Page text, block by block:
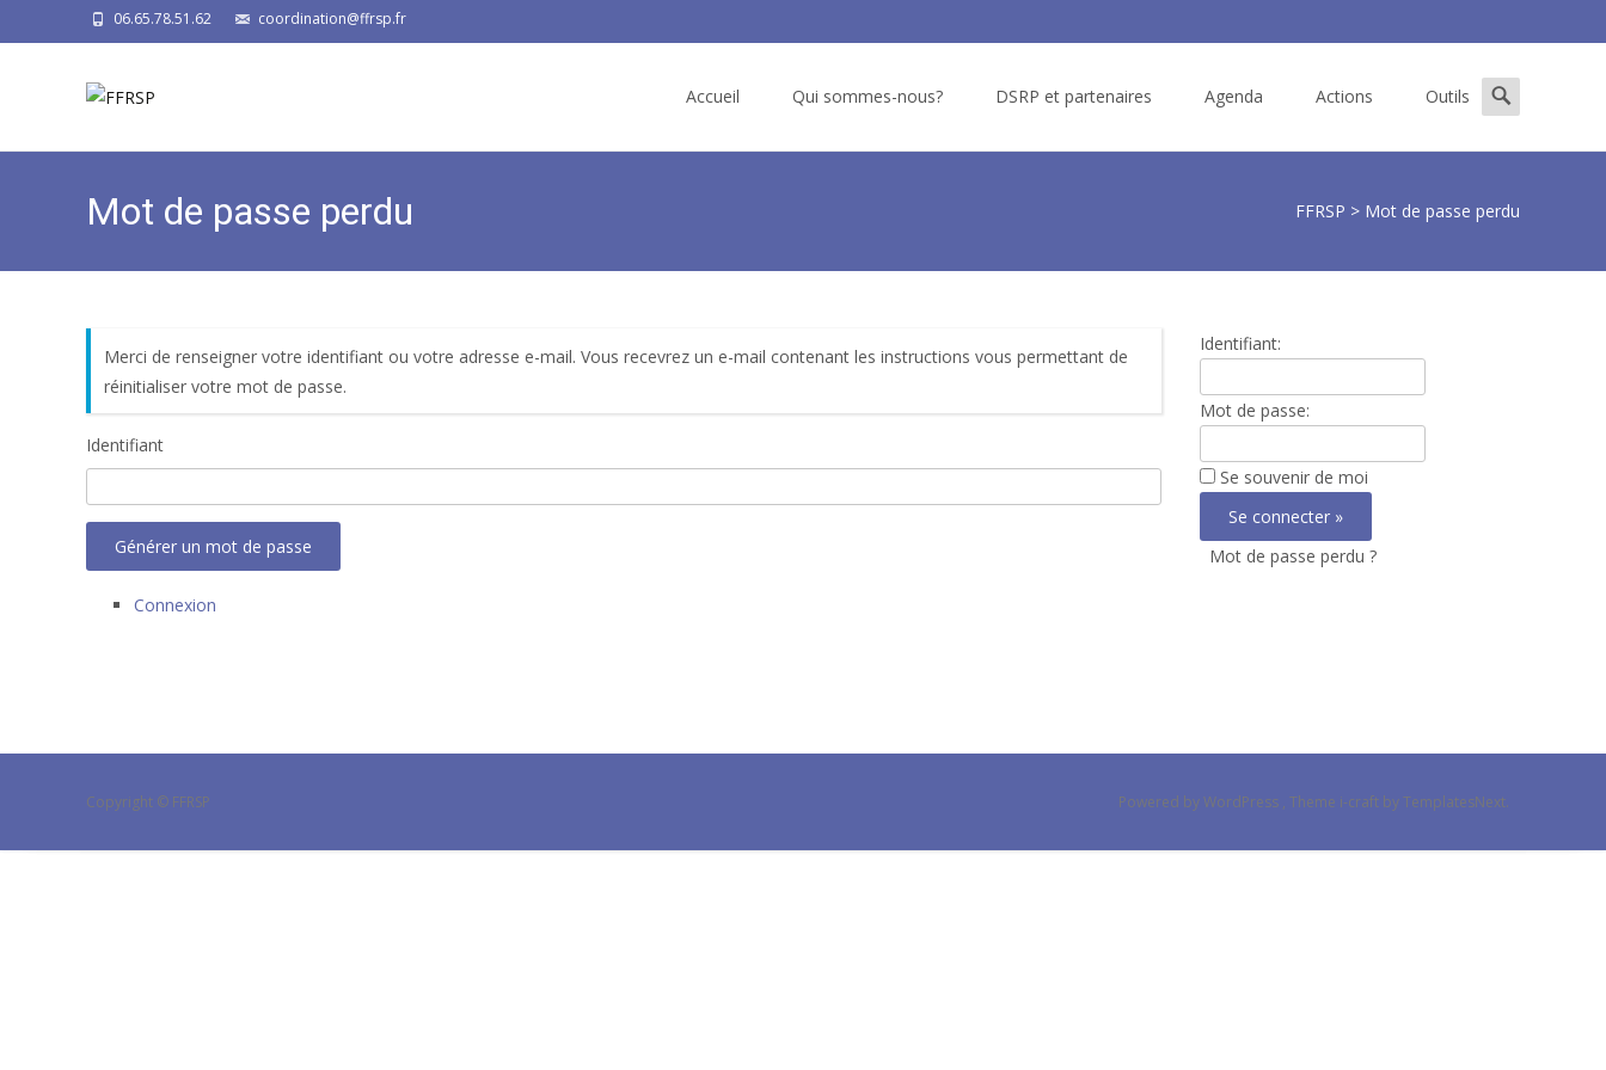
06.65.78.51.62 coordination@ffrsp.fr
Accueil Qui sommes-nous? DSRP et partenaires Agenda Actions Outils
Search
for:
Mot de passe perdu FFRSP > Mot de passe perdu
Merci de renseigner votre identifiant ou votre adresse e-mail. Vous recevrez un e-mail contenant les instructions vous permettant de
réinitialiser votre mot de passe.
Identifiant
Générer un mot de passe
Connexion
Identifiant:
Mot de passe:
Se souvenir de moi
Mot de passe perdu ?
Copyright © FFRSP Powered by WordPress , Theme i-craft by TemplatesNext.